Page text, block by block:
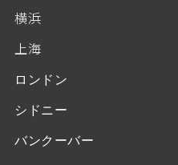
横浜
上海
ロンドン
シドニー
バンクーバー